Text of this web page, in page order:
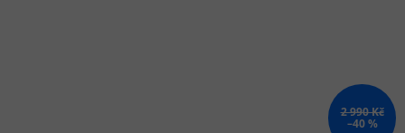
2 990 Kč
–40 %